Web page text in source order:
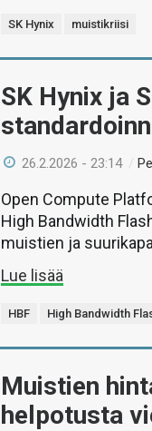
SK Hynix muistikriisi
SK Hynix ja
26.2.2026 - 23:14 /
Open Compute
High Bandwidth
muistien ja
Lue lisää
HBF High Bandwidth
Muistien
helpotusta